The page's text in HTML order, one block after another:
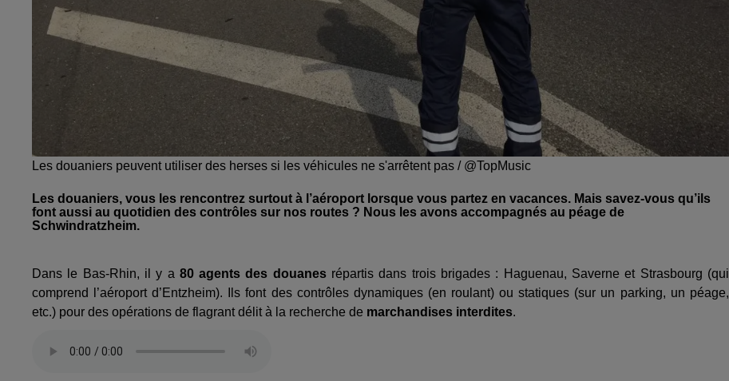
Les douaniers peuvent utiliser des herses si les véhicules ne s'arrêtent pas / @TopMusic
Les douaniers, vous les rencontrez surtout à l’aéroport lorsque vous partez en vacances. Mais savez-vous qu’ils
font aussi au quotidien des contrôles sur nos routes ? Nous les avons accompagnés au péage de
Schwindratzheim.
Dans le Bas-Rhin, il y a 80 agents des douanesrépartis dans trois brigades : Haguenau, Saverne et Strasbourg (qui
comprend l’aéroport d’Entzheim). Ils font des contrôles dynamiques (en roulant) ou statiques (sur un parking, un péage,
etc.) pour des opérations de flagrant délit à la recherche de marchandises interdites.